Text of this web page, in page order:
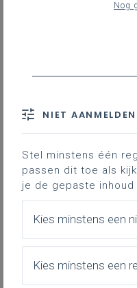
Nog
NIET AANMELDEN
Stel minstens één
passen dit toe als
je de gepaste inhoud
Kies minstens een
Kies minstens een